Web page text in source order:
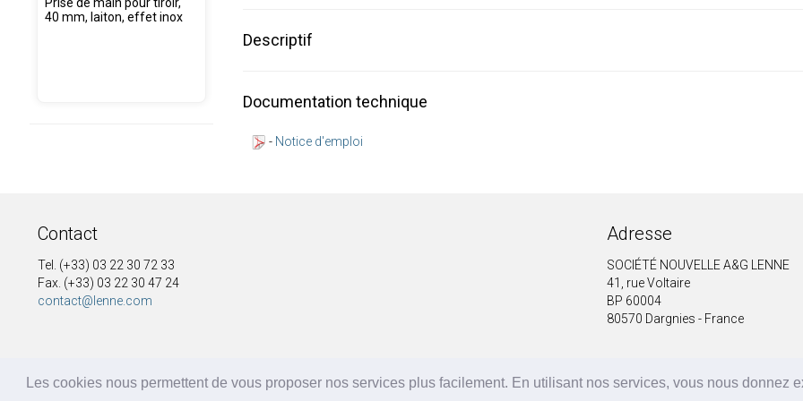
Les cookies nous permettent de vous proposer nos services plus facilement. En utilisant nos services, vous nous donnez
40 mm, laiton, effet inox
Descriptif
Documentation technique
- Notice d'emploi
Contact
Tel. (+33) 03 22 30 72 33
Fax. (+33) 03 22 30 47 24
contact@lenne.com
Adresse
SOCIÉTÉ NOUVELLE A&G LENNE
41, rue Voltaire
BP 60004
80570 Dargnies - France